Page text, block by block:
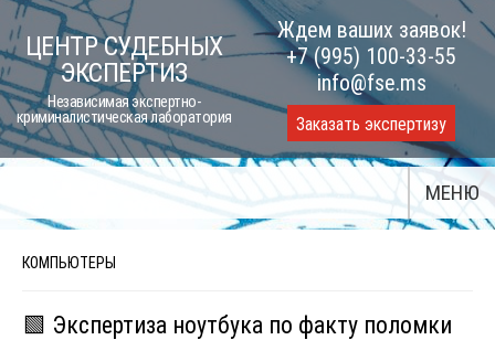
Skip
to
content
ЦЕНТР СУДЕБНЫХ
ЭКСПЕРТИЗ
Независимая экспертно-
криминалистическая лаборатория
Ждем ваших заявок!
+7 (995) 100-33-55
info@fse.ms
Заказать экспертизу
МЕНЮ
КОМПЬЮТЕРЫ
🟩 Экспертиза ноутбука по факту поломки